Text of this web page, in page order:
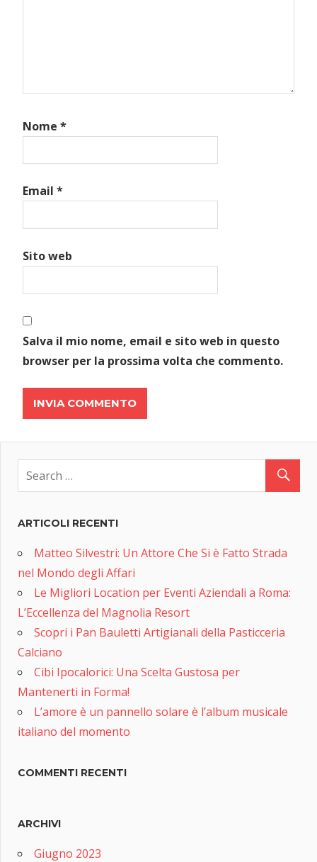
Nome *
Email *
Sito web
Salva il mio nome, email e sito web in questo
browser per la prossima volta che commento.
ARTICOLI RECENTI
Matteo Silvestri: Un Attore Che Si è Fatto Strada
nel Mondo degli Affari
Le Migliori Location per Eventi Aziendali a Roma:
L’Eccellenza del Magnolia Resort
Scopri i Pan Bauletti Artigianali della Pasticceria
Calciano
Cibi Ipocalorici: Una Scelta Gustosa per
Mantenerti in Forma!
L’amore è un pannello solare è l’album musicale
italiano del momento
COMMENTI RECENTI
ARCHIVI
Giugno 2023